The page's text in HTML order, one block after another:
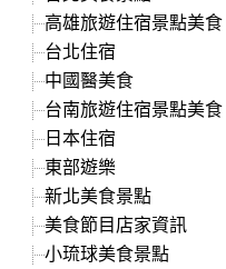
高雄旅遊住宿景點美食
台北住宿
中國醫美食
台南旅遊住宿景點美食
日本住宿
東部遊樂
新北美食景點
美食節目店家資訊
小琉球美食景點